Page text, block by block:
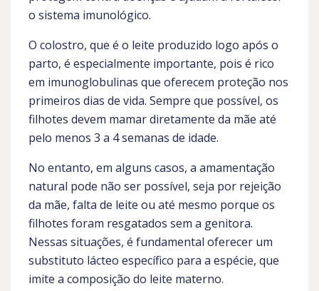
o sistema imunológico.
O colostro, que é o leite produzido logo após o
parto, é especialmente importante, pois é rico
em imunoglobulinas que oferecem proteção nos
primeiros dias de vida. Sempre que possível, os
filhotes devem mamar diretamente da mãe até
pelo menos 3 a 4 semanas de idade.
No entanto, em alguns casos, a amamentação
natural pode não ser possível, seja por rejeição
da mãe, falta de leite ou até mesmo porque os
filhotes foram resgatados sem a genitora.
Nessas situações, é fundamental oferecer um
substituto lácteo específico para a espécie, que
imite a composição do leite materno.